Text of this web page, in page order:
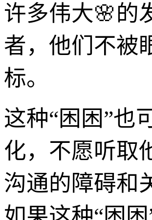
许多伟大🌸的
者，他们不被
标。
这种“困困”也
化，不愿听取
沟通的障碍和